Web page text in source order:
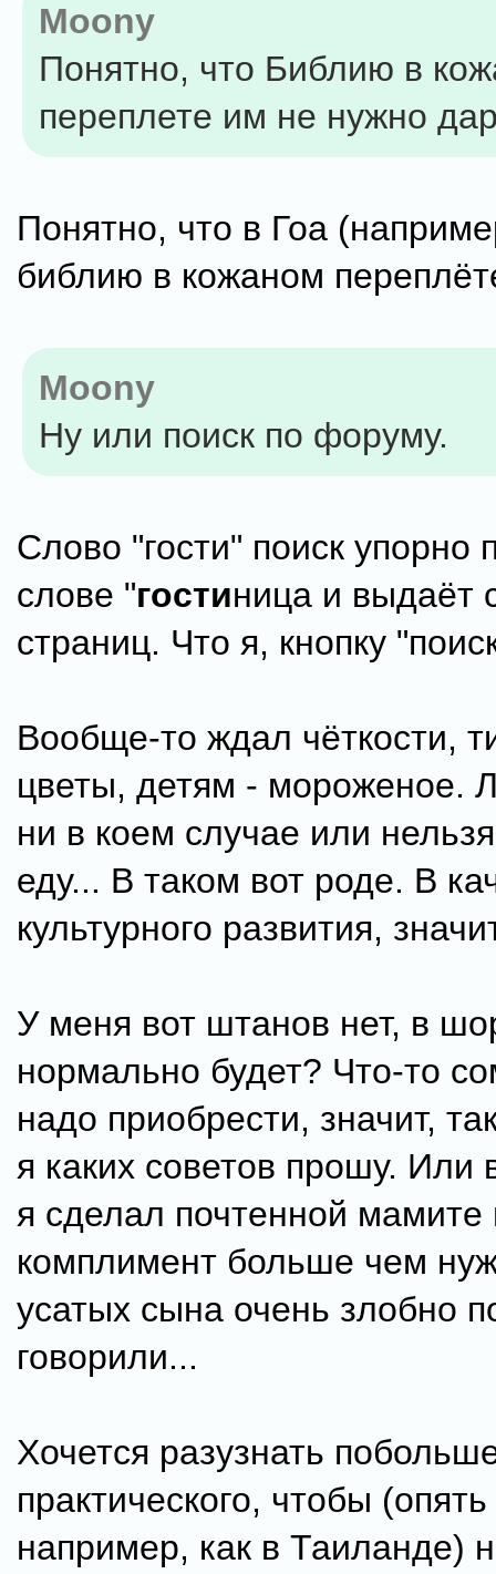
Moony
Понятно, что Библию в
переплете им не нужно
Понятно, что в Гоа
библию в кожаном
Moony
Ну или поиск по форуму.
Слово "гости" поиск упорно
слове "гостиница и выдаёт
страниц. Что я, кнопку
Вообще-то ждал чёткости,
цветы, детям - мороженое.
ни в коем случае или
еду... В таком вот роде. В
культурного развития,
У меня вот штанов нет, в
нормально будет? Что-то
надо приобрести, значит,
я каких советов прошу. Или
я сделал почтенной мамите
комплимент больше чем
усатых сына очень злобно
говорили...
Хочется разузнать
практического, чтобы
например, как в Таиланде)